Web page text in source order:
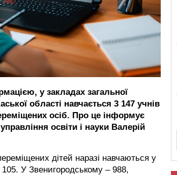
у закладах загальної
області навчається 3 147 учнів
осіб. Про це інформує
освіти і науки Валерій
дітей наразі навчаються у
У Звенигородському – 988,